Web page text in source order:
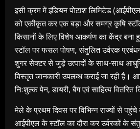
इसी क्रम में इंडियन पोटाश लिमिटेड
को एकीकृत कर एक बड़ा और समग्र कृषि
किसानों के लिए विशेष आकर्षण का केंद्र
स्टॉल पर फसल पोषण, संतुलित उर्वरक
शुगर सेक्टर से जुड़े उत्पादों के साथ-साथ
विस्तृत जानकारी उपलब्ध कराई जा रही है।
निःशुल्क पेन, डायरी, बैग एवं साहित्य वितरित
मेले के प्रथम दिवस पर विभिन्न राज्यों से
आईपीएल के स्टॉल का दौरा कर उर्वरकों के